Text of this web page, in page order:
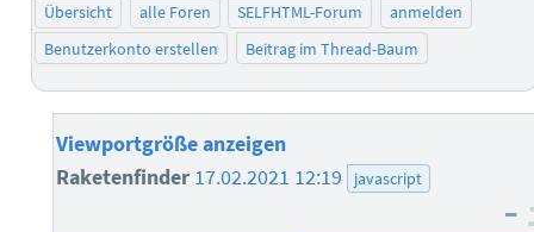
Übersicht alle Foren SELFHTML-Forum
anmelden
Benutzerkonto erstellen
Beitrag im Thread-Baum
Viewportgröße anzeigen
Raketenfinder 17.02.2021 12:19 javascript
–